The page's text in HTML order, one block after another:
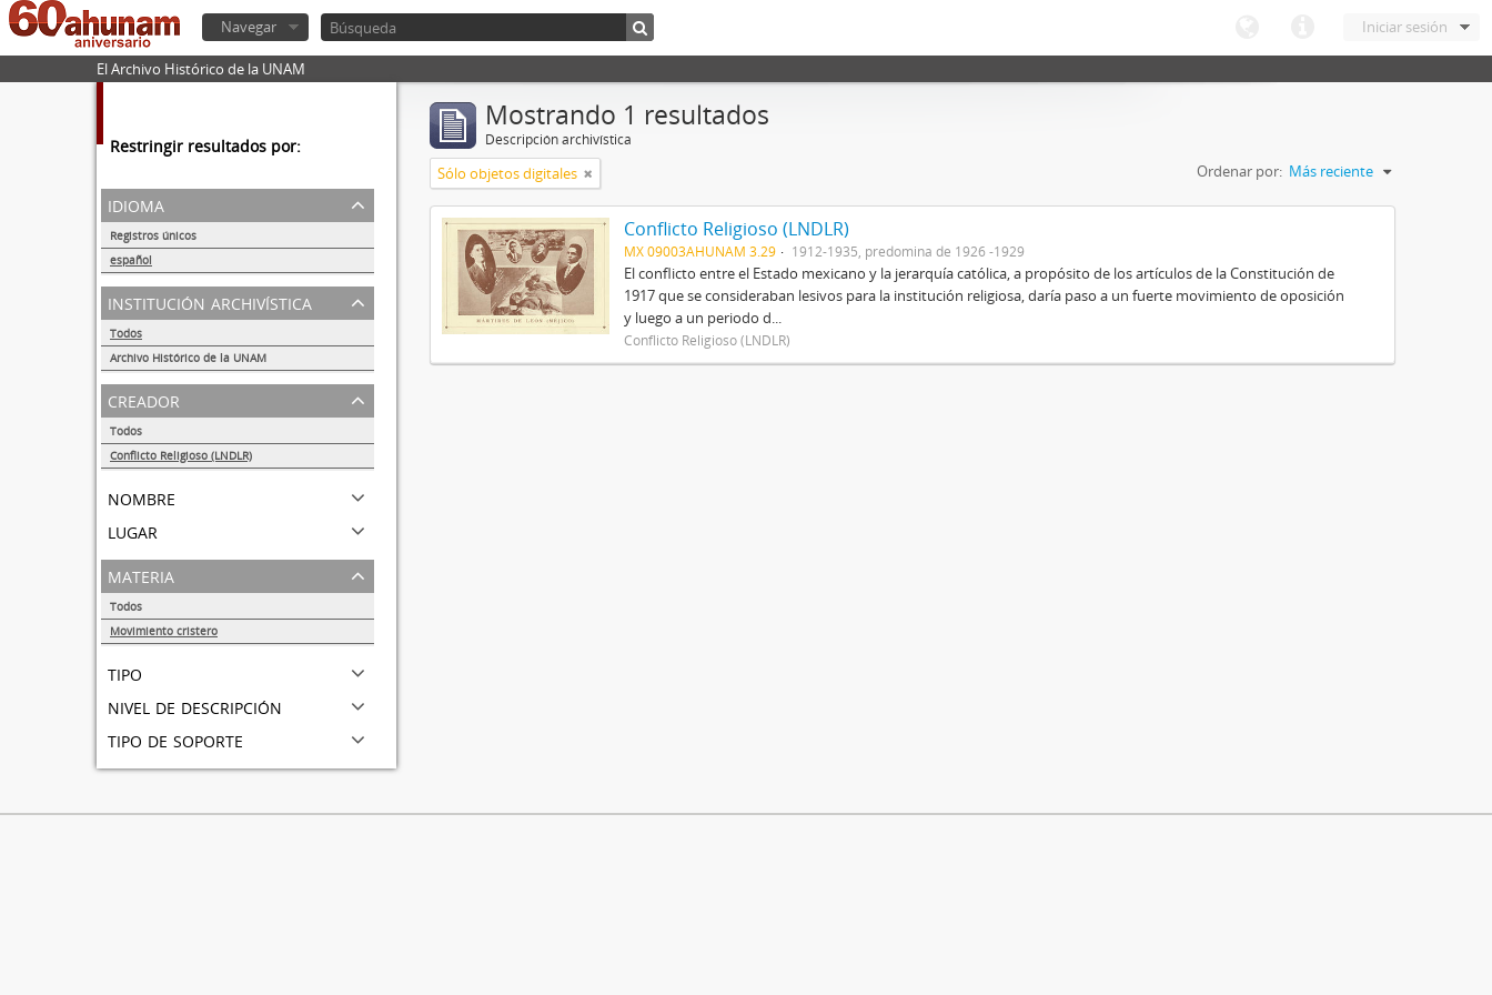
Iniciar sesión
Navegar
El Archivo Histórico de la UNAM
Restringir resultados por:
idioma
Registros únicos
español
1
institución archivística
Todos
Archivo Histórico de la UNAM
1
creador
Todos
Conflicto Religioso (LNDLR)
nombre
lugar
materia
Todos
Movimiento cristero
tipo
nivel de descripción
tipo de soporte
Mostrando 1 resultados
Descripción archivística
Sólo objetos digitales Ordenar por: Más reciente
Conflicto Religioso (LNDLR)
MX 09003AHUNAM 3.29 1912-1935, predomina de 1926 -1929
El conflicto entre el Estado mexicano y la jerarquía católica, a propósito de los artículos de la Constitución de
1917 que se consideraban lesivos para la institución religiosa, daría paso a un fuerte movimiento de oposición
y luego a un periodo d...
Conflicto Religioso (LNDLR)